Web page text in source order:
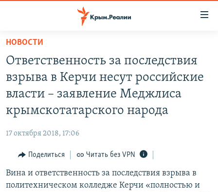
Вернуться
основному
содержанию
Вернутся
главной
Вернутся
поиску
ВОДА
ИНТЕРАКТИВ
ИНФОГРАФИКА
ТЕЛЕПРОЕКТ КРЫМ.РЕАЛИИ
РАДІО СВОБОДА
КАК ОБОЙТИ БЛОКИРОВКУ
Українською
НОВОСТИ
Ответственность за последствия
взрыва в Керчи несут российские
власти – заявление Меджлиса
крымскотатарского народа
17 октября 2018, 17:06
Поделиться Читать без VPN
Вина и ответственность за последствия взрыва в
политехническом колледже Керчи «полностью и